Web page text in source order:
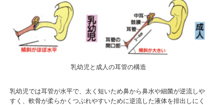
乳幼児と成人の耳管の構造
乳幼児では耳管が水平で、太く短いため鼻から鼻水や細菌が逆流しや
すく、軟骨が柔らかくつぶれやすいために逆流した液体を排出しにく